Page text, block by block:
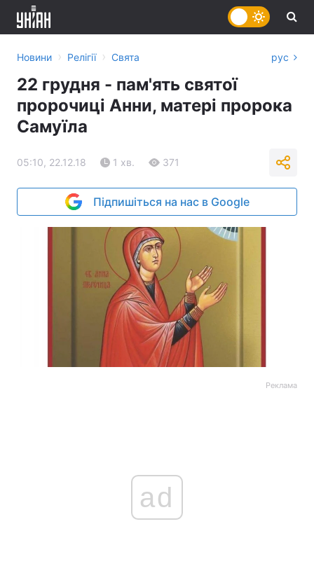
Новини › Релігії › Свята рус
22 грудня - пам'ять святої
пророчиці Анни, матері пророка
Самуїла
05:10, 22.12.18 1 хв. 371
Підпишіться на нас в Google
Реклама
ad